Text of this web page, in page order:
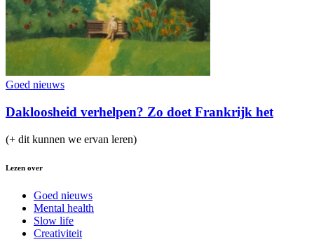
Goed nieuws
Dakloosheid verhelpen? Zo doet Frankrijk het
(+ dit kunnen we ervan leren)
Lezen over
Goed nieuws
Mental health
Slow life
Creativiteit